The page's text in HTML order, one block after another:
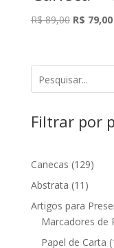
R$89,00 O
era:
R$ 89,00.
R$ 79,00O
Filtrar por
Canecas 129129
Abstrata 11 11
Artigos para
Marcadores de
Papel de Carta